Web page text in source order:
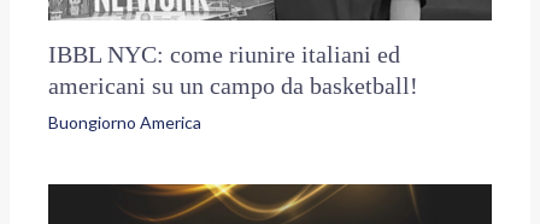
IBBL NYC: come riunire italiani ed
americani su un campo da basketball!
Buongiorno America